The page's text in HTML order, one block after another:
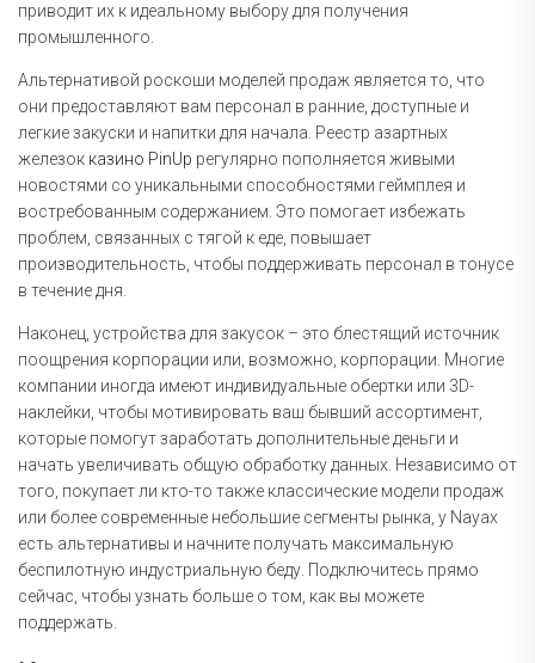
приводит их к идеальному выбору для получения
промышленного.
Альтернативой роскоши моделей продаж является то, что
они предоставляют вам персонал в ранние, доступные и
легкие закуски и напитки для начала. Реестр азартных
железок казино PinUp регулярно пополняется живыми
новостями со уникальными способностями геймплея и
востребованным содержанием. Это помогает избежать
проблем, связанных с тягой к еде, повышает
производительность, чтобы поддерживать персонал в тонусе
в течение дня.
Наконец, устройства для закусок – это блестящий источник
поощрения корпорации или, возможно, корпорации. Многие
компании иногда имеют индивидуальные обертки или 3D-
наклейки, чтобы мотивировать ваш бывший ассортимент,
которые помогут заработать дополнительные деньги и
начать увеличивать общую обработку данных. Независимо от
того, покупает ли кто-то также классические модели продаж
или более современные небольшие сегменты рынка, у Nayax
есть альтернативы и начните получать максимальную
беспилотную индустриальную беду. Подключитесь прямо
сейчас, чтобы узнать больше о том, как вы можете
поддержать.